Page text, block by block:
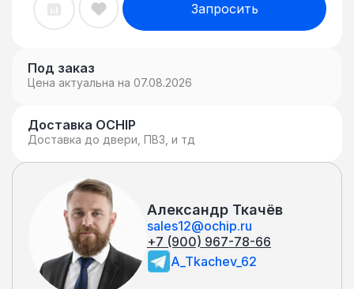
Запросить
Под заказ
Цена актуальна на 07.08.2026
Доставка OCHIP
Доставка до двери, ПВЗ, и тд
Александр Ткачёв
sales12@ochip.ru
+7 (900) 967-78-66
A_Tkachev_62